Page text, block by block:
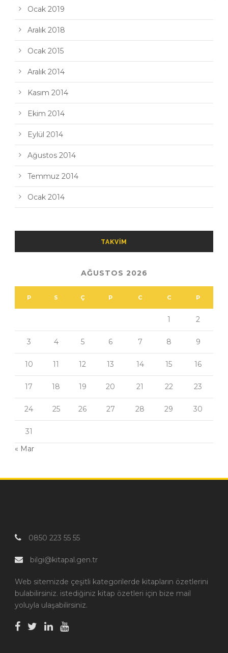
Ocak 2019
Aralık 2018
Ocak 2015
Aralık 2014
Kasım 2014
Ekim 2014
Eylül 2014
Ağustos 2014
Temmuz 2014
Ocak 2014
TAKVIM
AĞUSTOS 2026
P S Ç P C C P
1 2
3 4 5 6 7 8 9
10 11 12 13 14 15 16
17 18 19 20 21 22 23
24 25 26 27 28 29 30
31
« Mar
0850 223 55 55
bilgi@kitapal.gen.tr
Web sitemizde çeşitli kategorilerde kitapların özetlerini
bulabilirsiniz. istediğiniz kitap özetleri için bize mail
yoluyla ulaşabilirsiniz.